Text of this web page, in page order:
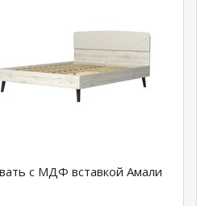
с МДФ вставкой Амали